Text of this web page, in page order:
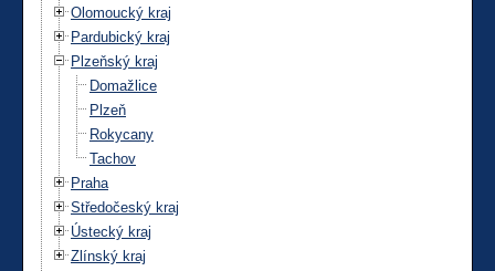
Olomoucký kraj
Pardubický kraj
Plzeňský kraj
Domažlice
Plzeň
Rokycany
Tachov
Praha
Středočeský kraj
Ústecký kraj
Zlínský kraj